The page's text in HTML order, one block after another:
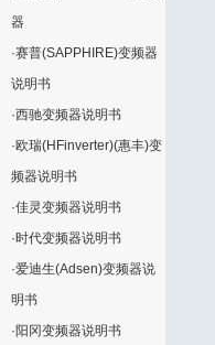
器
·赛普(SAPPHIRE)变频器
说明书
·西驰变频器说明书
·欧瑞(HFinverter)(惠丰)变
频器说明书
·佳灵变频器说明书
·时代变频器说明书
·爱迪生(Adsen)变频器说
明书
· 阳冈变频器说明书